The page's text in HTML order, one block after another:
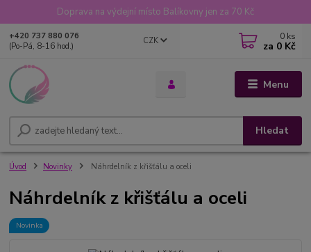
Doprava na výdejní místo Balíkovny jen za 70 Kč
Menu
CZK
Hledat
+420 737 880 076
(Po-Pá, 8-16 hod.)
0 ks
za 0 Kč
Úvod Novinky Náhrdelník z křišťálu a oceli
Náhrdelník z křišťálu a oceli
Novinka